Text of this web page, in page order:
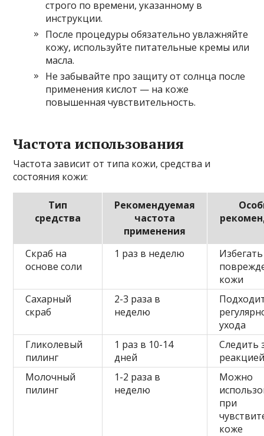
строго по времени, указанному в
инструкции.
После процедуры обязательно увлажняйте
кожу, используйте питательные кремы или
масла.
Не забывайте про защиту от солнца после
применения кислот — на коже
повышенная чувствительность.
Частота использования
Частота зависит от типа кожи, средства и
состояния кожи:
Тип
средства
Рекомендуемая
частота
применения
Скраб на
основе соли
1 раз в неделю
кожи
Сахарный
скраб
2-3 раза в
неделю
ухода
Гликолевый
пилинг
1 раз в 10-14
дней
Следить
Молочный
пилинг
1-2 раза в
неделю
Можно
при
коже